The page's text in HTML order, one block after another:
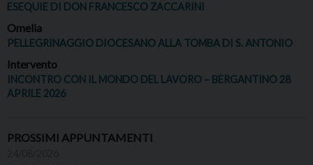
ESEQUIE DI DON FRANCESCO ZACCARINI
Omelia
PELLEGRINAGGIO DIOCESANO ALLA TOMBA DI S. ANTONIO
Intervento
INCONTRO CON IL MONDO DEL LAVORO – BERGANTINO 28
APRILE 2026
PROSSIMI APPUNTAMENTI